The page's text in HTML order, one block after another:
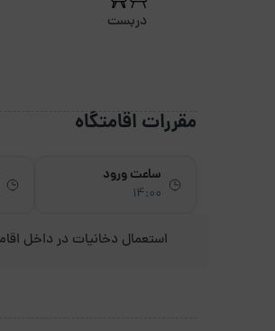
دربست
مقررات اقامتگاه
ساعت ورود
14:00
استعمال دخانیات در داخل